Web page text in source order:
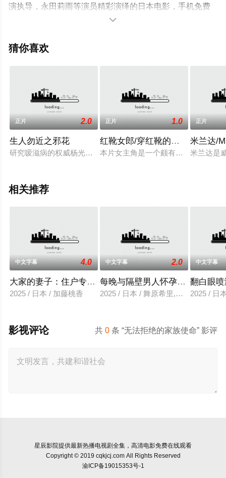
演执导，永田莉雨等演员精彩演绎的日本电影，手机免费
观看高清未删减完整版电影就上星辰影视，更多剧情信息

猜你喜欢
正片 2.0
生人勿近之邪花
研究嗳滋病的权威杨光（任达华饰）与妻子彩霞（张文慈饰）
正片 1.0
红靴女郎/穿红靴的女人
本片女主角是一个颇有名望的先锋派
正片
米兰达/
米兰达是
相关推荐
中文字幕 4.0
大家的妻子：住户专用洞口
2025 / 日本 / 加藤桃香
中文字幕 2.0
每晚与隔壁男人怀孕性爱
2025 / 日本 / 舞原希里,佐川金二
中文字幕
翻白眼
2025 / 日
共0 条 “无法拒绝的家族使命” 影评
影视评论
星辰影院提供最新热播电视剧全集，高清电影免费在线观看
Copyright © 2019 cqkjcj.com All Rights Reserved
渝ICP备19015353号-1